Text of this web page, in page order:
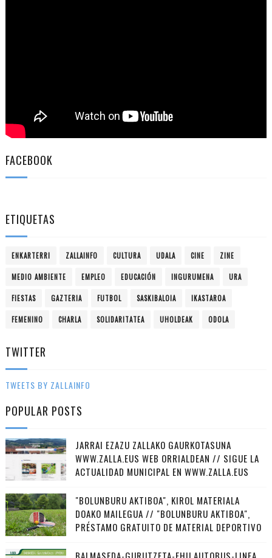
FACEBOOK
ETIQUETAS
ENKARTERRI ZALLAINFO CULTURA UDALA CINE ZINE
MEDIO AMBIENTE EMPLEO EDUCACIÓN INGURUMENA URA
FIESTAS GAZTERIA FUTBOL SASKIBALOIA IKASTAROA
FEMENINO CHARLA SOLIDARITATEA UHOLDEAK ODOLA
TWITTER
TWEETS BY ZALLAINFO
POPULAR POSTS
JARRAI EZAZU ZALLAKO GAURKOTASUNA
WWW.ZALLA.EUS WEB ORRIALDEAN // SIGUE LA
ACTUALIDAD MUNICIPAL EN WWW.ZALLA.EUS
"BOLUNBURU AKTIBOA", KIROL MATERIALA
DOAKO MAILEGUA // "BOLUNBURU AKTIBOA",
PRÉSTAMO GRATUITO DE MATERIAL DEPORTIVO